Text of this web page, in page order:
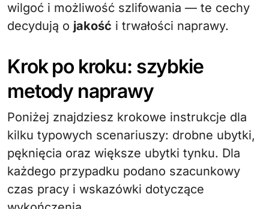
wilgoć i możliwość szlifowania — te cechy
decydują o jakość i trwałości naprawy.
Krok po kroku: szybkie
metody naprawy
Poniżej znajdziesz krokowe instrukcje dla
kilku typowych scenariuszy: drobne ubytki,
pęknięcia oraz większe ubytki tynku. Dla
każdego przypadku podano szacunkowy
czas pracy i wskazówki dotyczące